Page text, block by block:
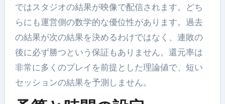
ではスタジオの結果が映像で配信されます。どち
らにも運営側の数学的な優位性があります。過去
の結果が次の結果を決めるわけではなく、連敗の
後に必ず勝つという保証もありません。還元率は
非常に多くのプレイを前提とした理論値で、短い
セッションの結果を予測しません。